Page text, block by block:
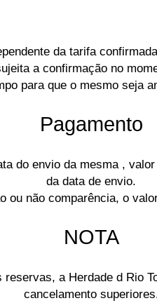
da tarifa
a confirmação no
para que o mesmo seja
Pagamento
do envio da mesma ,
da data de envio.
ou não comparência, o
NOTA
a Herdade d Rio
cancelamento